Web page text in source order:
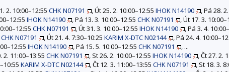
2. 10:00–12:55 CHK N07191 , Út 25. 2. 10:00–12:55 IHOK N14190 , Pá 28.
IHOK N14190 , Pá 13. 3. 10:00–12:55 CHK N07191 , Út 17. 3.
CHK N07191 , Út 31. 3. 10:00–12:55 IHOK N14190 , Pá 3. 4.
CHK N07191 , Út 21. 4. 7:30–10:25 KARIM X-DTC N02144 , Pá 24. 4.
IHOK N14190 , Pá 15. 5. 10:00–12:55 CHK N07191
, ...
2. 11:00–13:55 CHK N07191 , St 26. 2. 10:00–12:55 IHOK N14190 , Čt 27. 2.
KARIM X-DTC N02144 , Čt 12. 3. 11:00–13:55 CHK N07191 , St 18. 3.